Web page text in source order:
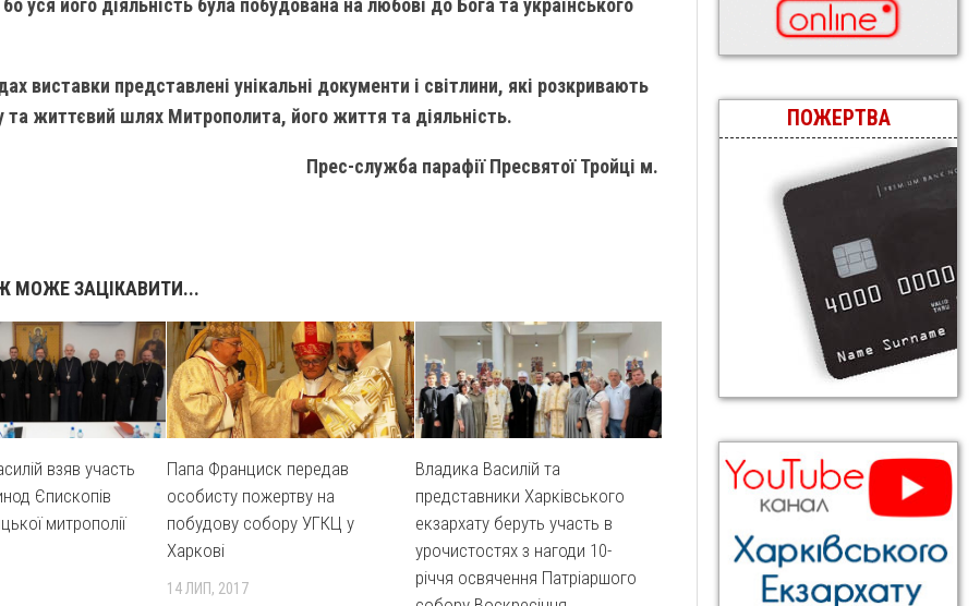
уся його діяльність була побудована на любові до Бога та українського
виставки представлені унікальні документи і світлини, які розкривають
життєвий шлях Митрополита, його життя та діяльність.
служба парафії Пресвятої Тройці м.
МОЖЕ ЗАЦІКАВИТИ...
взяв участь
Єпископів
митрополії
Папа Франциск передав
особисту пожертву на
побудову собору УГКЦ у
Харкові
14 ЛИП, 2017
Владика Василій та
представники Харківського
екзархату беруть участь в
урочистостях з нагоди 10-
річчя освячення Патріаршого
ПОЖЕРТВА